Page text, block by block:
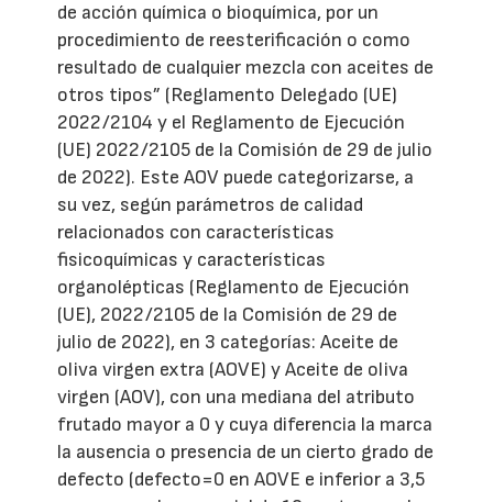
de acción química o bioquímica, por un
procedimiento de reesterificación o como
resultado de cualquier mezcla con aceites de
otros tipos” (Reglamento Delegado (UE)
2022/2104 y el Reglamento de Ejecución
(UE) 2022/2105 de la Comisión de 29 de julio
de 2022). Este AOV puede categorizarse, a
su vez, según parámetros de calidad
relacionados con características
fisicoquímicas y características
organolépticas (Reglamento de Ejecución
(UE), 2022/2105 de la Comisión de 29 de
julio de 2022), en 3 categorías: Aceite de
oliva virgen extra (AOVE) y Aceite de oliva
virgen (AOV), con una mediana del atributo
frutado mayor a 0 y cuya diferencia la marca
la ausencia o presencia de un cierto grado de
defecto (defecto=0 en AOVE e inferior a 3,5